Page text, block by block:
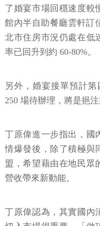
了婚宴市場回穩速度較
館內半自助餐廳雲軒訂
北市住房市況仍處在低
率已回升到約 60-80%。
另外，婚宴接單預計
250 場待辦理，將是挹注
丁原偉進一步指出，國
情爆發後，除了積極與
盟，希望藉由在地民眾
營收帶來新動能。
丁原偉認為，其實國內